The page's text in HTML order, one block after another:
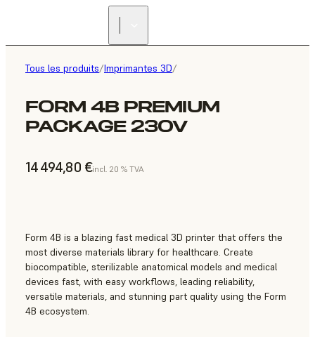
Tous les produits/Imprimantes 3D/
FORM 4B PREMIUM
PACKAGE 230V
14 494,80 €incl. 20 % TVA
Form 4B is a blazing fast medical 3D printer that offers the
most diverse materials library for healthcare. Create
biocompatible, sterilizable anatomical models and medical
devices fast, with easy workflows, leading reliability,
versatile materials, and stunning part quality using the Form
4B ecosystem.